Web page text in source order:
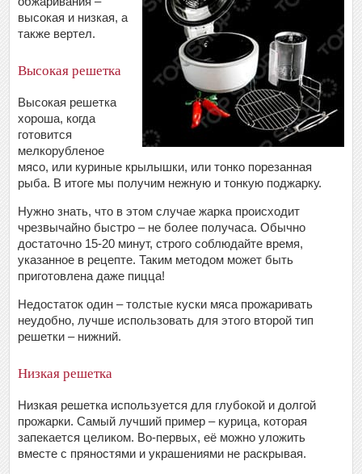
высокая и низкая, а
также вертел.
Высокая решетка
Высокая решетка
хороша, когда
готовится
мелкорубленое
мясо, или куриные крылышки, или тонко порезанная
рыба. В итоге мы получим нежную и тонкую поджарку.
Нужно знать, что в этом случае жарка происходит
чрезвычайно быстро – не более получаса. Обычно
достаточно 15-20 минут, строго соблюдайте время,
указанное в рецепте. Таким методом может быть
приготовлена даже пицца!
Недостаток один – толстые куски мяса прожаривать
неудобно, лучше использовать для этого второй тип
решетки – нижний.
Низкая решетка
Низкая решетка используется для глубокой и долгой
прожарки. Самый лучший пример – курица, которая
запекается целиком. Во-первых, её можно уложить
вместе с пряностями и украшениями не раскрывая.